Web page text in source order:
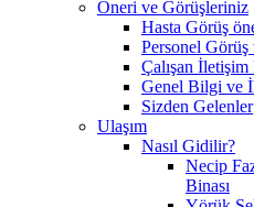
Öneri ve Görüşleriniz
Hasta Görüş
Personel
Çalışan İletişim
Genel Bilgi ve
Sizden Gelenler
Ulaşım
Nasıl Gidilir?
Necip
Binası